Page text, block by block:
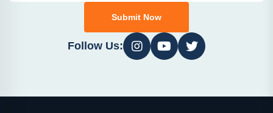
Submit Now
Follow Us: